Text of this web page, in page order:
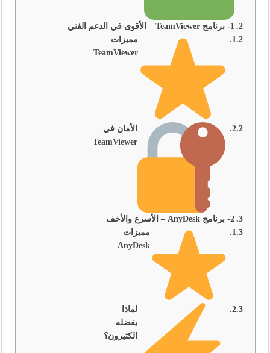
1- برنامج TeamViewer – الأقوى في الدعم الفني
مميزات
TeamViewer
الأمان في
TeamViewer
2- برنامج AnyDesk – الأسرع والأخف
مميزات
AnyDesk
لماذا
يفضله
الكثيرون؟